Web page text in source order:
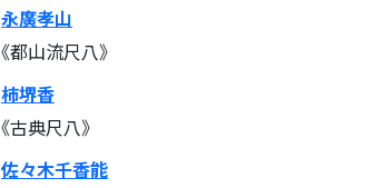
永廣孝山
《都山流尺八》
柿堺香
《古典尺八》
佐々木千香能